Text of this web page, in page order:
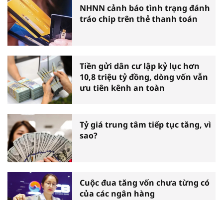
NHNN cảnh báo tình trạng đánh
tráo chip trên thẻ thanh toán
Tiền gửi dân cư lập kỷ lục hơn
10,8 triệu tỷ đồng, dòng vốn vẫn
ưu tiên kênh an toàn
Tỷ giá trung tâm tiếp tục tăng, vì
sao?
Cuộc đua tăng vốn chưa từng có
của các ngân hàng